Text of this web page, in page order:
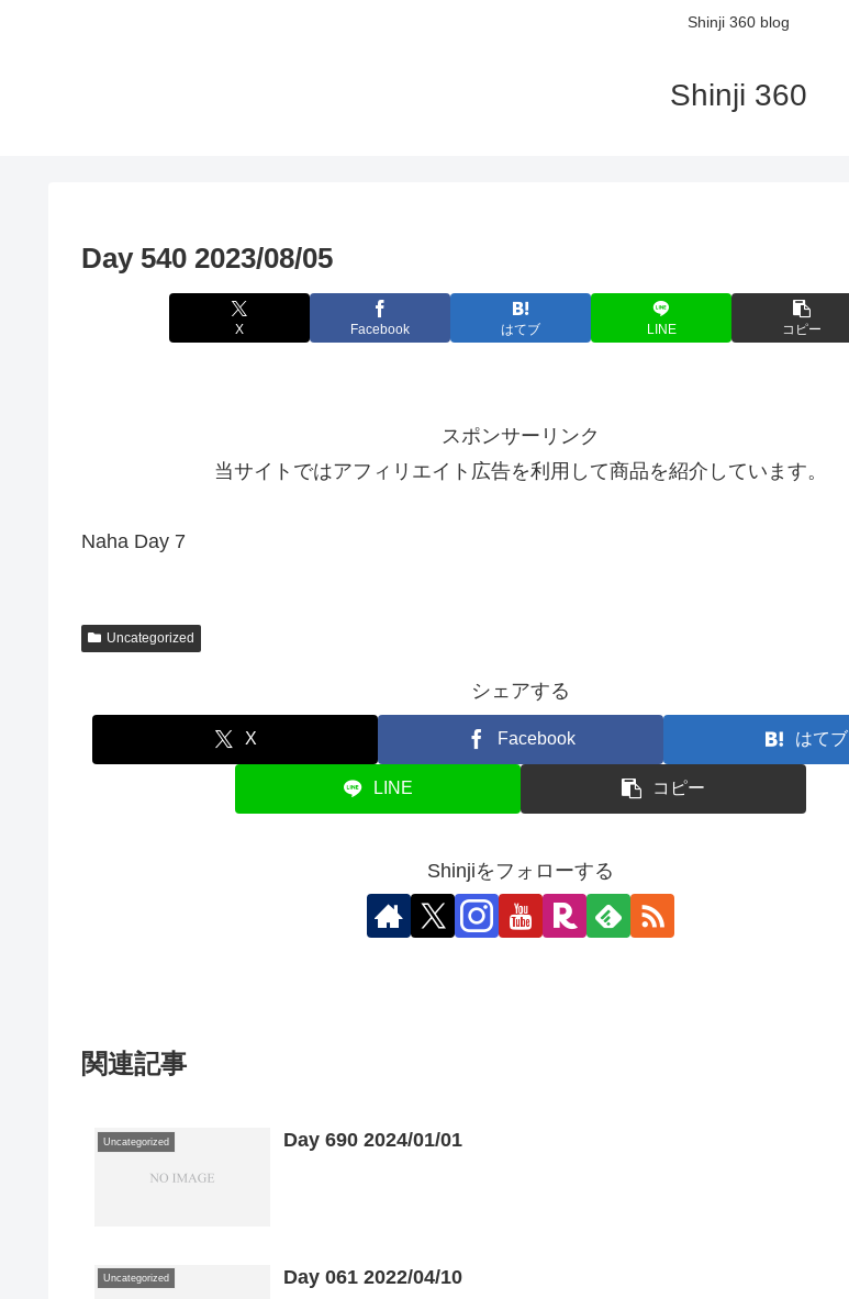
Shinji 360 blog
Shinji 360
Day 540 2023/08/05
X Facebook はてブ LINE コピー
スポンサーリンク
当サイトではアフィリエイト広告を利用して商品を紹介しています。
Naha Day 7
Uncategorized
シェアする
X Facebook はてブ
LINE コピー
Shinjiをフォローする
関連記事
Uncategorized Day 690 2024/01/01
Uncategorized Day 061 2022/04/10